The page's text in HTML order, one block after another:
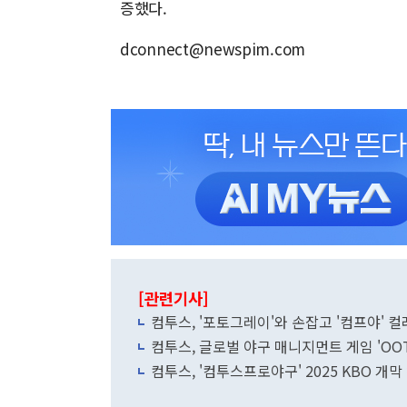
증했다.
dconnect@newspim.com
[관련기사]
컴투스, '포토그레이'와 손잡고 '컴프야' 컬
컴투스, 글로벌 야구 매니지먼트 게임
컴투스, '컴투스프로야구' 2025 KBO 개